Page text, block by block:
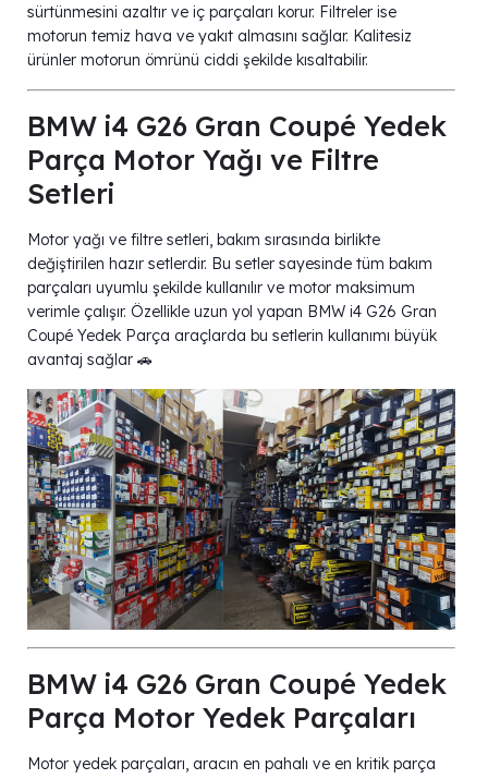
sürtünmesini azaltır ve iç parçaları korur. Filtreler ise
motorun temiz hava ve yakıt almasını sağlar. Kalitesiz
ürünler motorun ömrünü ciddi şekilde kısaltabilir.
BMW i4 G26 Gran Coupé Yedek
Parça Motor Yağı ve Filtre
Setleri
Motor yağı ve filtre setleri, bakım sırasında birlikte
değiştirilen hazır setlerdir. Bu setler sayesinde tüm bakım
parçaları uyumlu şekilde kullanılır ve motor maksimum
verimle çalışır. Özellikle uzun yol yapan BMW i4 G26 Gran
Coupé Yedek Parça araçlarda bu setlerin kullanımı büyük
avantaj sağlar 🚗
BMW i4 G26 Gran Coupé Yedek
Parça Motor Yedek Parçaları
Motor yedek parçaları, aracın en pahalı ve en kritik parça